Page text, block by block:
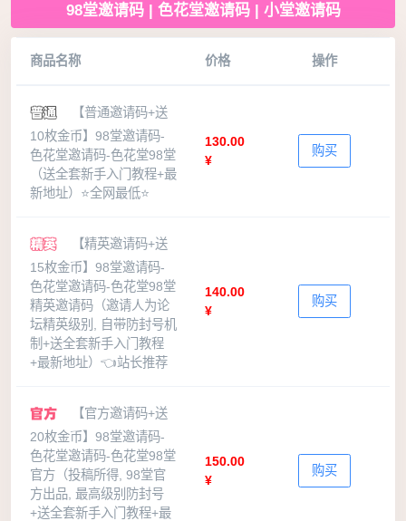
98堂邀请码 | 色花堂邀请码 | 小堂邀请码
商品名称 价格 操作
【普通邀请码+送
10枚金币】98堂邀请码-
色花堂邀请码-色花堂98堂
（送全套新手入门教程+最
新地址）⭐全网最低⭐
130.00
¥
购买
【精英邀请码+送
15枚金币】98堂邀请码-
色花堂邀请码-色花堂98堂
精英邀请码（邀请人为论
坛精英级别, 自带防封号机
制+送全套新手入门教程
+最新地址）👈站长推荐
140.00
¥
购买
【官方邀请码+送
20枚金币】98堂邀请码-
色花堂邀请码-色花堂98堂
官方（投稿所得, 98堂官
方出品, 最高级别防封号
+送全套新手入门教程+最
150.00
¥
购买